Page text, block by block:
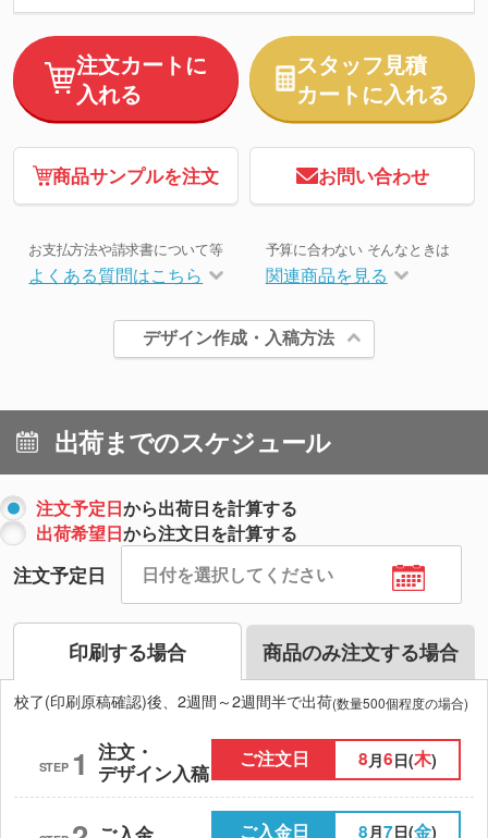
注文カートに
入れる
スタッフ見積
カートに入れる
商品サンプルを注文 お問い合わせ
お支払方法や請求書について等
よくある質問はこちら
予算に合わない そんなときは
関連商品を見る
デザイン作成・入稿方法
出荷までのスケジュール
注文予定日から出荷日を計算する
出荷希望日から注文日を計算する
注文予定日
印刷する場合 商品のみ注文する場合
校了(印刷原稿確認)後、2週間～2週間半で出荷(数量500個程度の場合)
STEP 1 注文・
デザイン入稿
ご注文日 8 月6日(木)
ご入金日 8月7日(金)